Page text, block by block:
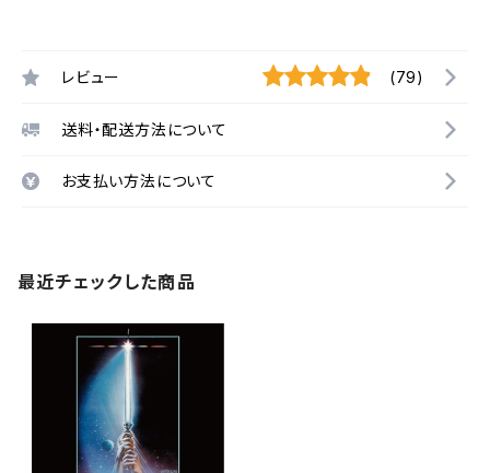
レビュー (79)
送料・配送方法について
お支払い方法について
最近チェックした商品